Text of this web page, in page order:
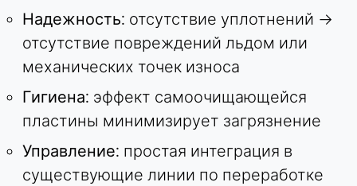
Надежность: отсутствие уплотнений →
отсутствие повреждений льдом или
механических точек износа
Гигиена: эффект самоочищающейся
пластины минимизирует загрязнение
Управление: простая интеграция в
существующие линии по переработке